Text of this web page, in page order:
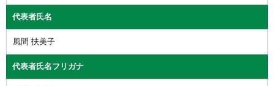
代表者氏名
風間 扶美子
代表者氏名フリガナ